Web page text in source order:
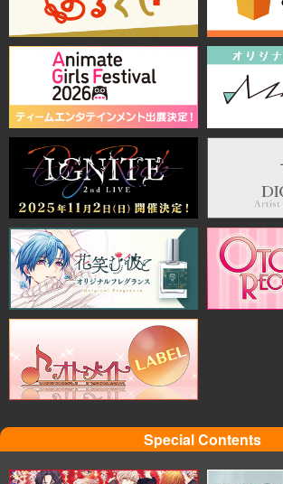
Special Contents